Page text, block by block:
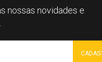
nossas novidades e